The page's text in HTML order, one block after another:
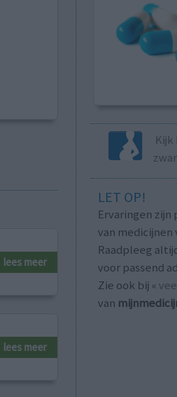
lees meer
lees meer
LET OP!
Ervaringen
van
Raadpleeg
voor passend
Zie ook bij «
van